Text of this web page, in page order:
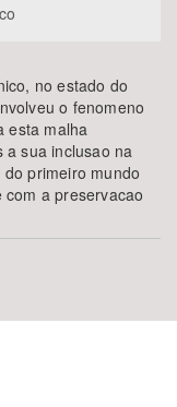
no estado do
o fenomeno
esta malha
a sua inclusao na
primeiro mundo
a preservacao